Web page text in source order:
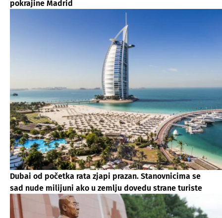
pokrajine Madrid
Dubai od početka rata zjapi prazan. Stanovnicima se
sad nude milijuni ako u zemlju dovedu strane turiste